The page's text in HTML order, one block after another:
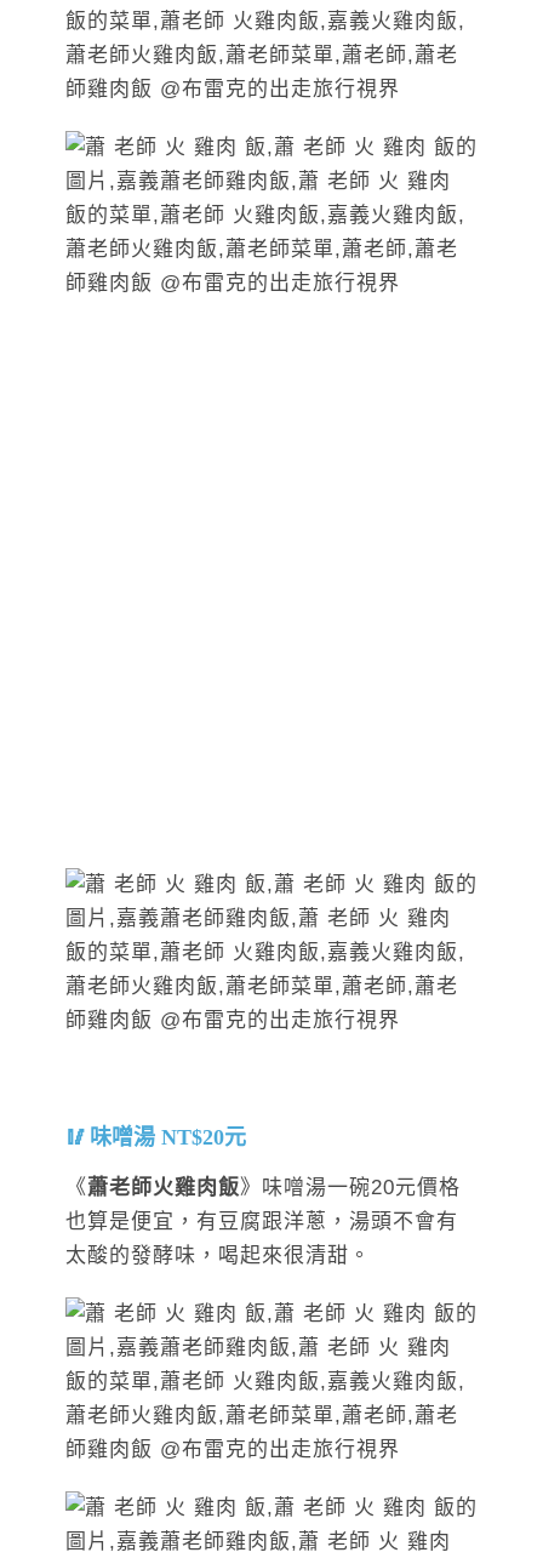
味噌湯 NT$20元
《蕭老師火雞肉飯》 味噌湯一碗20元價格
也算是便宜，有豆腐跟洋蔥，湯頭不會有
太酸的發酵味，喝起來很清甜。